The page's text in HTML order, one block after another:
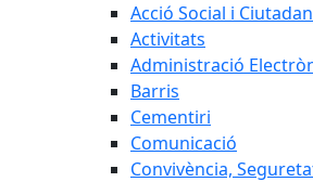
Acció Social i
Activitats
Administració
Barris
Cementiri
Comunicació
Convivència,